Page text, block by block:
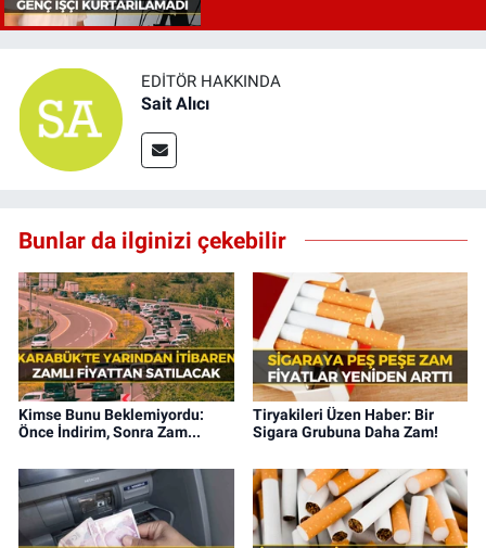
EDITÖR HAKKINDA
Sait Alıcı
Bunlar da ilginizi çekebilir
Kimse Bunu Beklemiyordu:
Önce İndirim, Sonra Zam...
Tiryakileri Üzen Haber: Bir
Sigara Grubuna Daha Zam!